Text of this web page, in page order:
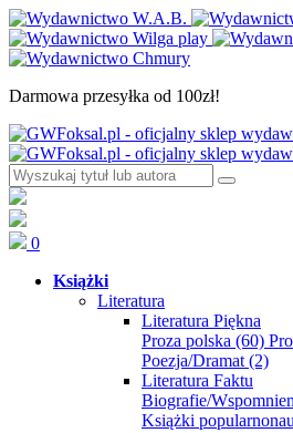
Darmowa przesyłka od 100zł!
0
Książki
Literatura
Literatura Piękna
Proza polska (60)
Poezja/Dramat (2)
Literatura Faktu
Biografie/
Książki